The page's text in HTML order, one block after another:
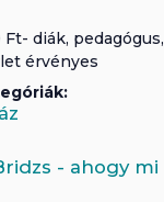
diák, pedagógus,
érvényes
- ahogy mi